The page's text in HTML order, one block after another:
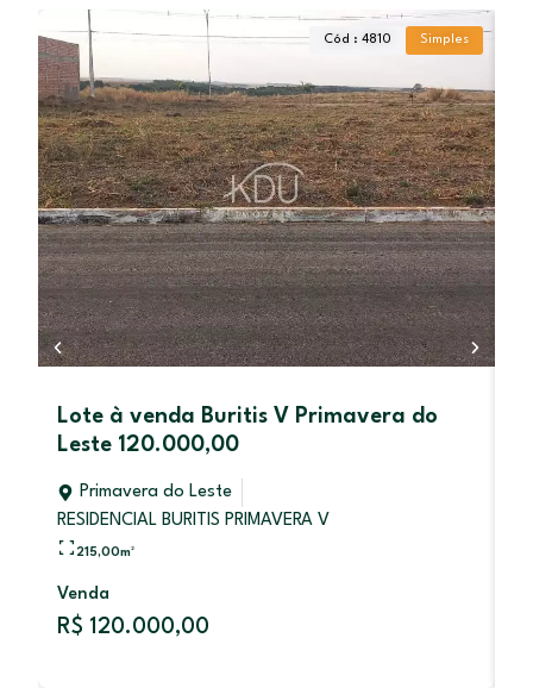
Cód : 4810 Simples
Lote à venda Buritis V Primavera do
Leste 120.000,00
Primavera do Leste
RESIDENCIAL BURITIS PRIMAVERA V
215,00m²
Venda
R$ 120.000,00